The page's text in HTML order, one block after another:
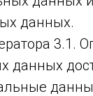
данных.
3.1.
данных